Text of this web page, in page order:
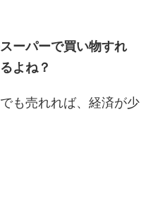
ーパーで買い物すれ
よね？
も売れれば、経済が少